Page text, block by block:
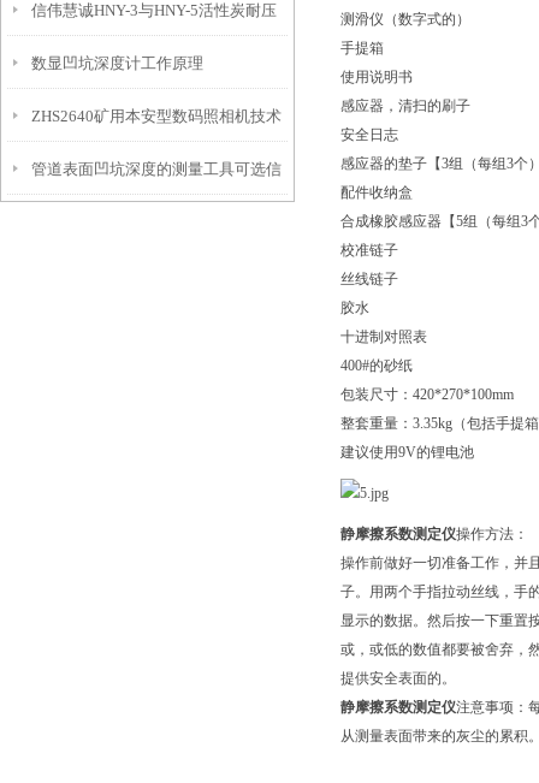
免测试过程中测针移动导致数据变动
信伟慧诚HNY-3与HNY-5活性炭耐压
强度测定仪技术参数！
数显凹坑深度计工作原理
ZHS2640矿用本安型数码照相机技术
参数！
管道表面凹坑深度的测量工具可选信
测滑仪（数字式的）
手提箱
使用说明书
感应器，清扫的刷子
安全日志
感应器的垫子【3组（每组3个
配件收纳盒
合成橡胶感应器【5组（每组3
校准链子
丝线链子
胶水
十进制对照表
400#的砂纸
包装尺寸：420*270*100mm
整套重量：3.35kg（包括手提
建议使用9V的锂电池
静摩擦系数测定仪操作方法：
操作前做好一切准备工作，并
子。用两个手指拉动丝线，手
显示的数据。然后按一下重置
或，或低的数值都要被舍弃，
提供安全表面的。
静摩擦系数测定仪注意事项：
从测量表面带来的灰尘的累积